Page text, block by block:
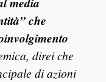
che
direi che
di azioni